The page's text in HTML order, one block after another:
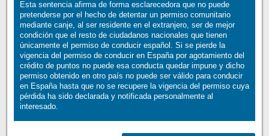
Esta sentencia afirma de forma esclarecedora que no puede
pretenderse por el hecho de detentar un permiso comunitario
mediante canje, al ser residente en el extranjero, ser de mejor
condición que el resto de ciudadanos nacionales que tienen
únicamente el permiso de conducir español. Si se pierde la
vigencia del permiso de conducir en España por agotamiento del
crédito de puntos no puede esa conducta quedar impune y dicho
permiso obtenido en otro país no puede ser válido para conducir
en España hasta que no se recupere la vigencia del permiso cuya
pérdida ha sido declarada y notificada personalmente al
interesado.